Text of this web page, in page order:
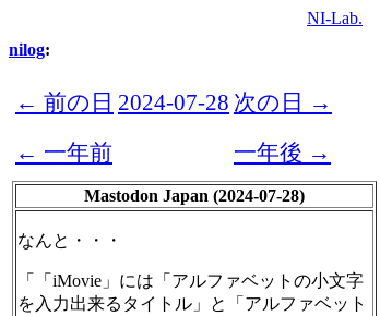
NI-Lab.
nilog:
← 前の日 2024-07-28 次の日 →
← 一年前
一年後 →
Mastodon Japan (2024-07-28)
なんと・・・
「「iMovie」には「アルファベットの小文字
を入力出来るタイトル」と「アルファベット